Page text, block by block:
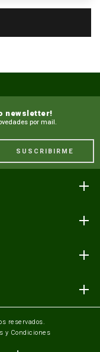
newsletter!
por mail.
SUSCRIBIRME
Bolivia
reservados.
y Condiciones